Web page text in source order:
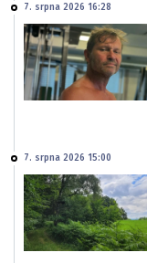
7. srpna 2026 16:28
7. srpna 2026 15:00